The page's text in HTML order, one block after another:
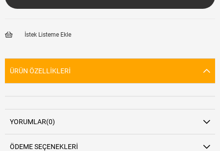
İstek Listeme Ekle
ÜRÜN ÖZELLIKLERI
YORUMLAR(0)
ÖDEME SEÇENEKLERI